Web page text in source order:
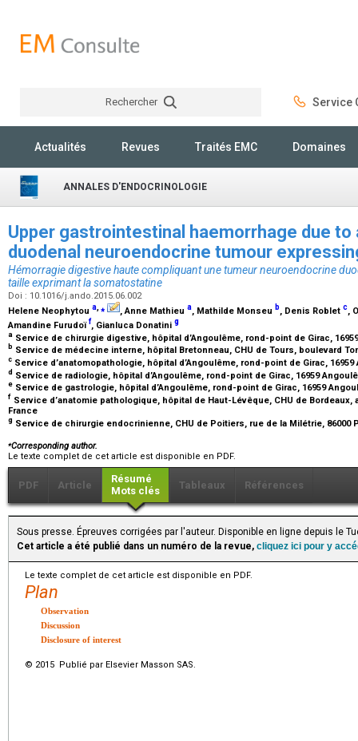
Rechercher Service
Actualités Revues Traités EMC Domaines
ANNALES D'ENDOCRINOLOGIE
Upper gastrointestinal haemorrhage due to
duodenal neuroendocrine tumour
Hémorragie digestive haute compliquant une tumeur neuroendocrine
taille exprimant la somatostatine
Doi : 10.1016/j.ando.2015.06.002
Helene Neophytou a,⁎ , Anne Mathieu a, Mathilde Monseu b, Denis Roblet c,
Amandine Furudoïf, Gianluca Donatini g
a Service de chirurgie digestive, hôpital d’Angoulême, rond-point de Girac,
b Service de médecine interne, hôpital Bretonneau, CHU de Tours, boulevard
c Service d’anatomopathologie, hôpital d’Angoulême, rond-point de Girac,
d Service de radiologie, hôpital d’Angoulême, rond-point de Girac, 16959
e Service de gastrologie, hôpital d’Angoulême, rond-point de Girac, 16959
f Service d’anatomie pathologique, hôpital de Haut-Lévêque, CHU de
France
g Service de chirurgie endocrinienne, CHU de Poitiers, rue de la Milétrie, 86000
⁎Corresponding author.
Le texte complet de cet article est disponible en PDF.
PDF Article
Résumé
Mots clés
Tableaux Références
Sous presse. Épreuves corrigées par l'auteur. Disponible en ligne depuis le
Cet article a été publié dans un numéro de la revue, cliquez ici pour y
Le texte complet de cet article est disponible en PDF.
Plan
Observation
Discussion
Disclosure of interest
© 2015 Publié par Elsevier Masson SAS.